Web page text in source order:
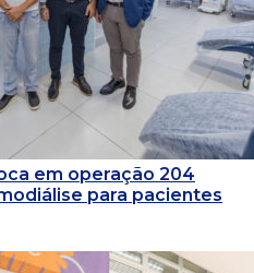
em operação 204
para pacientes